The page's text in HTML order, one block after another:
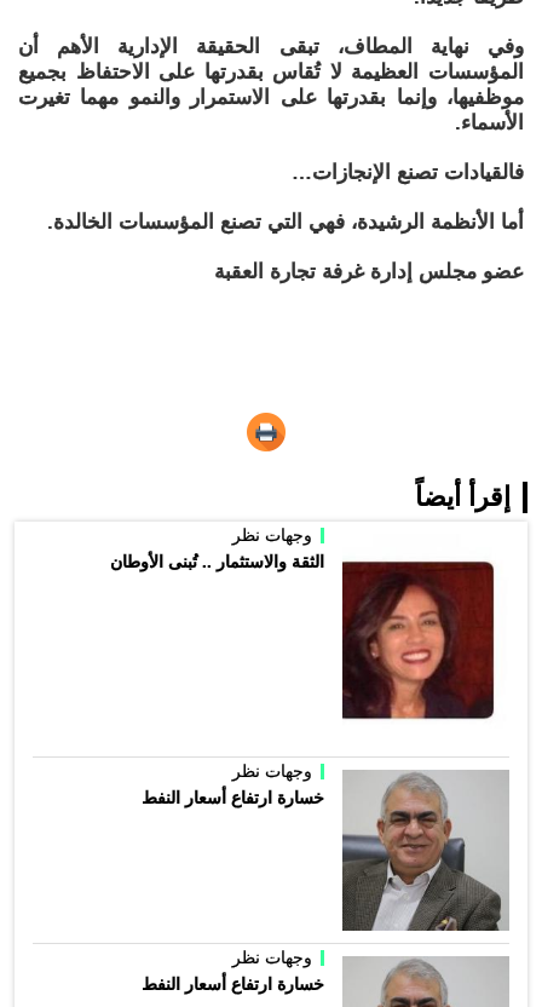
وفي نهاية المطاف، تبقى الحقيقة الإدارية الأهم أن
المؤسسات العظيمة لا تُقاس بقدرتها على الاحتفاظ بجميع
موظفيها، وإنما بقدرتها على الاستمرار والنمو مهما تغيرت
الأسماء.
فالقيادات تصنع الإنجازات…
أما الأنظمة الرشيدة، فهي التي تصنع المؤسسات الخالدة.
عضو مجلس إدارة غرفة تجارة العقبة
إقرأ أيضاً
وجهات نظر
الثقة والاستثمار .. تُبنى الأوطان
وجهات نظر
خسارة ارتفاع أسعار النفط
وجهات نظر
خسارة ارتفاع أسعار النفط